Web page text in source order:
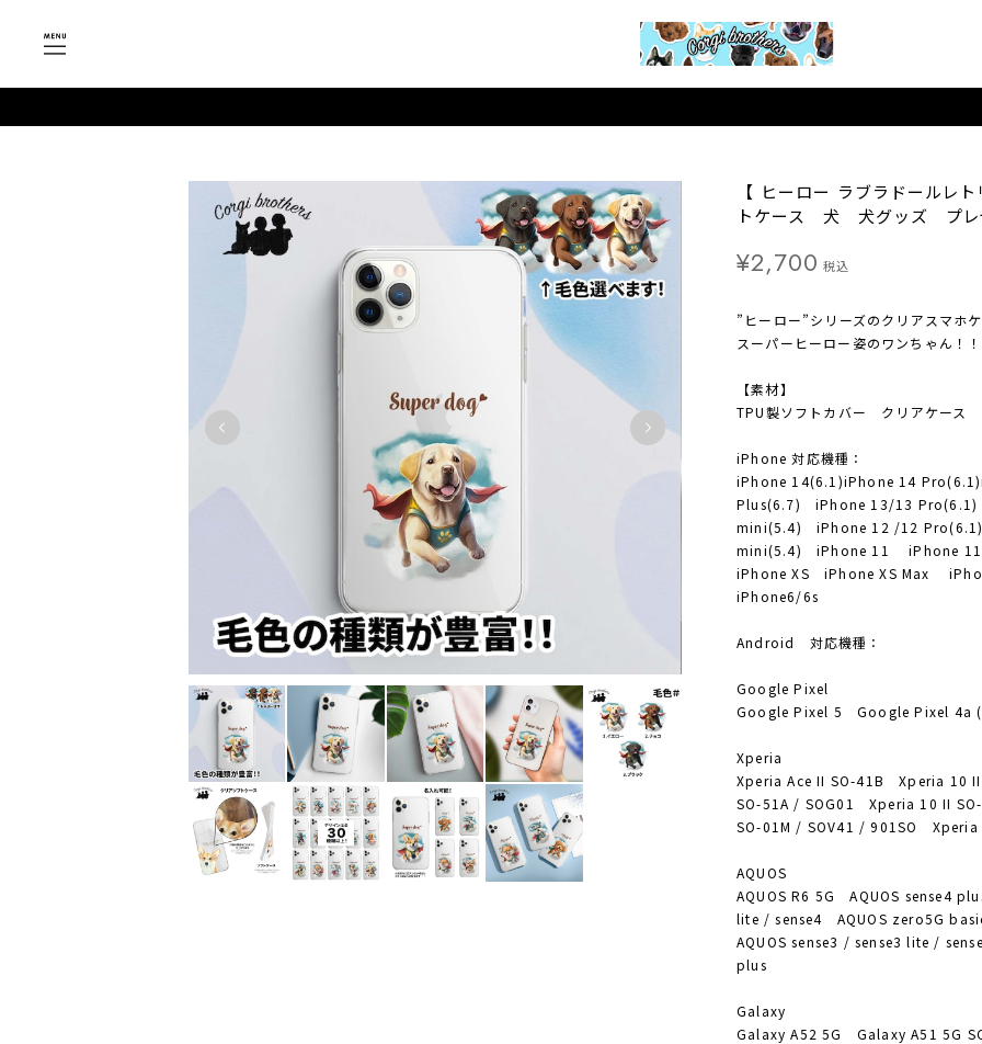
【 ヒーロー ラブラドールレ
トケース 犬 犬グッズ プレ
¥2,700 税込
”ヒーロー”シリーズのクリアスマホ
スーパーヒーロー姿のワンちゃん！
【素材】
TPU製ソフトカバー クリアケース
iPhone 対応機種：
iPhone 14(6.1)iPhone 14
Plus(6.7) iPhone 13/13
mini(5.4) iPhone 12 /12
mini(5.4) iPhone 11 iPhone
iPhone XS iPhone XS Max
iPhone6/6s
Android 対応機種：
Google Pixel
Google Pixel 5 Google Pixel 4a
Xperia
Xperia Ace II SO-41B Xperia
SO-51A / SOG01 Xperia 10 II
SO-01M / SOV41 / 901SO
AQUOS
AQUOS R6 5G AQUOS sense4
lite / sense4 AQUOS zero5G
AQUOS sense3 / sense3 lite /
plus
Galaxy
Galaxy A52 5G Galaxy A51 5G